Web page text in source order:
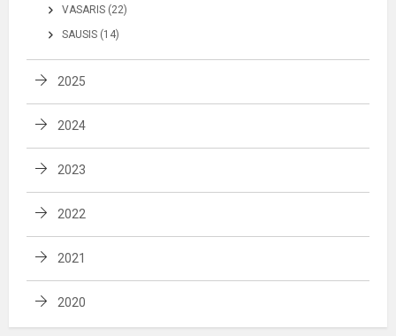
VASARIS (22)
SAUSIS (14)
2025
2024
2023
2022
2021
2020